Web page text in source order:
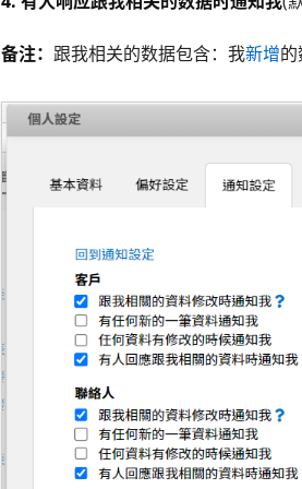
备注： 跟我相关的数据包含：我新增